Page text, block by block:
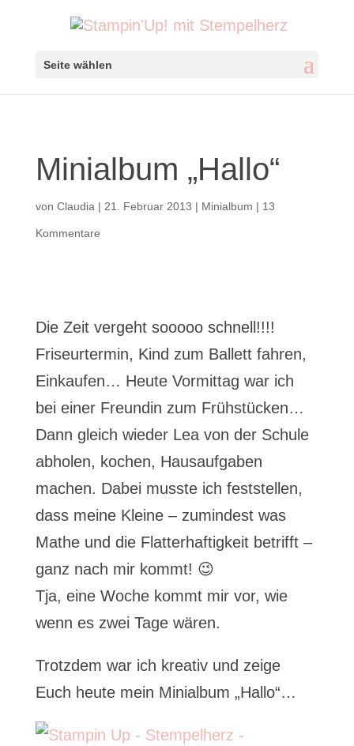
Seite wählen
Minialbum „Hallo“
von Claudia | 21. Februar 2013 | Minialbum | 13
Kommentare
Die Zeit vergeht sooooo schnell!!!!
Friseurtermin, Kind zum Ballett fahren,
Einkaufen… Heute Vormittag war ich
bei einer Freundin zum Frühstücken…
Dann gleich wieder Lea von der Schule
abholen, kochen, Hausaufgaben
machen. Dabei musste ich feststellen,
dass meine Kleine – zumindest was
Mathe und die Flatterhaftigkeit betrifft –
ganz nach mir kommt! 😉
Tja, eine Woche kommt mir vor, wie
wenn es zwei Tage wären.
Trotzdem war ich kreativ und zeige
Euch heute mein Minialbum „Hallo“…